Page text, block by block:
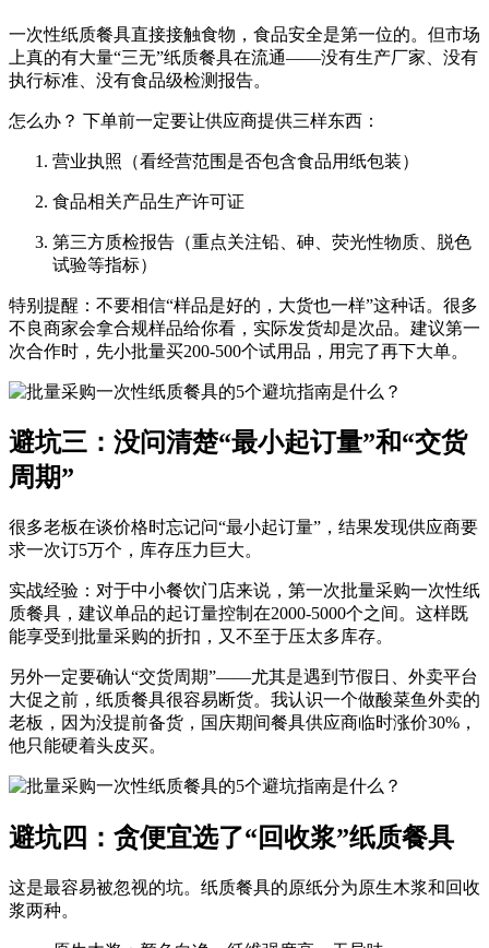
一次性纸质餐具直接接触食物，食品安全是第一位的。但市场
上真的有大量“三无”纸质餐具在流通——没有生产厂家、没有
执行标准、没有食品级检测报告。
怎么办？ 下单前一定要让供应商提供三样东西：
营业执照 （看经营范围是否包含食品用纸包装）
食品相关产品生产许可证
第三方质检报告 （重点关注铅、砷、荧光性物质、脱色
试验等指标）
特别提醒：不要相信“样品是好的，大货也一样”这种话。很多
不良商家会拿合规样品给你看，实际发货却是次品。建议第一
次合作时，先小批量买200-500个试用品，用完了再下大单。
避坑三：没问清楚“最小起订量”和“交货
周期”
很多老板在谈价格时忘记问“最小起订量”，结果发现供应商要
求一次订5万个，库存压力巨大。
实战经验 ：对于中小餐饮门店来说，第一次批量采购一次性纸
质餐具，建议单品的起订量控制在2000-5000个之间。这样既
能享受到批量采购的折扣，又不至于压太多库存。
另外一定要确认“交货周期”——尤其是遇到节假日、外卖平台
大促之前，纸质餐具很容易断货。我认识一个做酸菜鱼外卖的
老板，因为没提前备货，国庆期间餐具供应商临时涨价30%，
他只能硬着头皮买。
避坑四：贪便宜选了“回收浆”纸质餐具
这是最容易被忽视的坑。纸质餐具的原纸分为原生木浆和回收
浆两种。